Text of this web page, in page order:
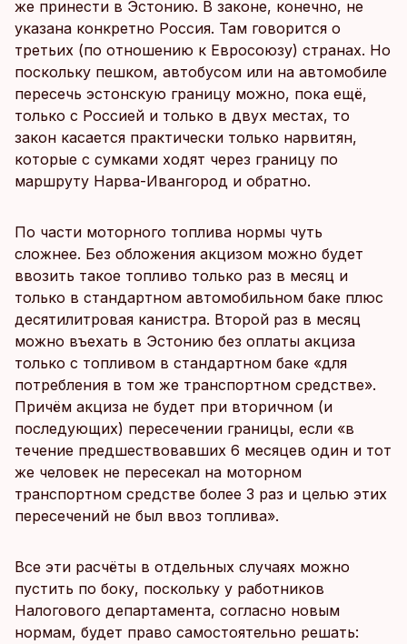
же принести в Эстонию. В законе, конечно, не
указана конкретно Россия. Там говорится о
третьих (по отношению к Евросоюзу) странах. Но
поскольку пешком, автобусом или на автомобиле
пересечь эстонскую границу можно, пока ещё,
только с Россией и только в двух местах, то
закон касается практически только нарвитян,
которые с сумками ходят через границу по
маршруту Нарва-Ивангород и обратно.
По части моторного топлива нормы чуть
сложнее. Без обложения акцизом можно будет
ввозить такое топливо только раз в месяц и
только в стандартном автомобильном баке плюс
десятилитровая канистра. Второй раз в месяц
можно въехать в Эстонию без оплаты акциза
только с топливом в стандартном баке «для
потребления в том же транспортном средстве».
Причём акциза не будет при вторичном (и
последующих) пересечении границы, если «в
течение предшествовавших 6 месяцев один и тот
же человек не пересекал на моторном
транспортном средстве более 3 раз и целью этих
пересечений не был ввоз топлива».
Все эти расчёты в отдельных случаях можно
пустить по боку, поскольку у работников
Налогового департамента, согласно новым
нормам, будет право самостоятельно решать: